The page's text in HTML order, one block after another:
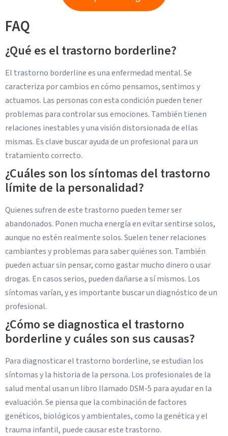
FAQ
¿Qué es el trastorno borderline?
El trastorno borderline es una enfermedad mental. Se
caracteriza por cambios en cómo pensamos, sentimos y
actuamos. Las personas con esta condición pueden tener
problemas para controlar sus emociones. También tienen
relaciones inestables y una visión distorsionada de ellas
mismas. Es clave buscar ayuda de un profesional para un
tratamiento correcto.
¿Cuáles son los síntomas del trastorno
límite de la personalidad?
Quienes sufren de este trastorno pueden temer ser
abandonados. Ponen mucha energía en evitar sentirse solos,
aunque no estén realmente solos. Suelen tener relaciones
cambiantes y problemas para saber quiénes son. También
pueden actuar sin pensar, como gastar mucho dinero o usar
drogas. En casos serios, pueden dañarse a sí mismos. Los
síntomas varían, y es importante buscar un diagnóstico de un
profesional.
¿Cómo se diagnostica el trastorno
borderline y cuáles son sus causas?
Para diagnosticar el trastorno borderline, se estudian los
síntomas y la historia de la persona. Los profesionales de la
salud mental usan un libro llamado DSM-5 para ayudar en la
evaluación. Se piensa que la combinación de factores
genéticos, biológicos y ambientales, como la genética y el
trauma infantil, puede causar este trastorno.